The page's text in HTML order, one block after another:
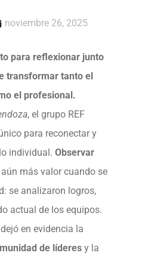
noviembre 26, 2025
para reflexionar junto
transformar tanto el
el profesional.
, el grupo REF
para reconectar y
individual. Observar
más valor cuando se
se analizaron logros,
actual de los equipos.
en evidencia la
de líderes y la